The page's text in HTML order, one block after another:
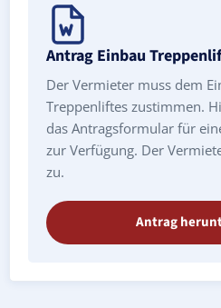
Antrag Einbau
Der Vermieter muss dem
Treppenliftes zustimmen.
das Antragsformular für
zur Verfügung. Der
zu.
Antrag